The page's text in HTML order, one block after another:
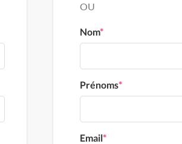
OU
Nom*
Prénoms*
Email*